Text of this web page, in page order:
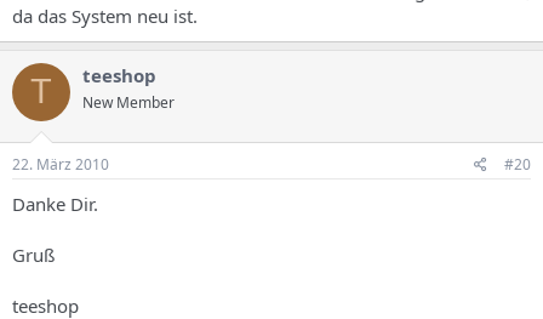
da das System neu ist.
T teeshop
New Member
22. März 2010 #20
Danke Dir.
Gruß
teeshop